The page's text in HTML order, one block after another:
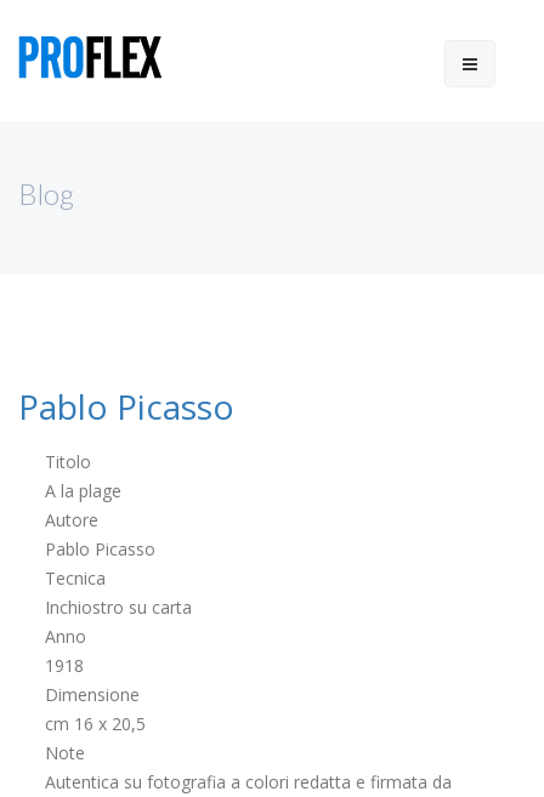
Blog
Pablo Picasso
Titolo
A la plage
Autore
Pablo Picasso
Tecnica
Inchiostro su carta
Anno
1918
Dimensione
cm 16 x 20,5
Note
Autentica su fotografia a colori redatta e firmata da